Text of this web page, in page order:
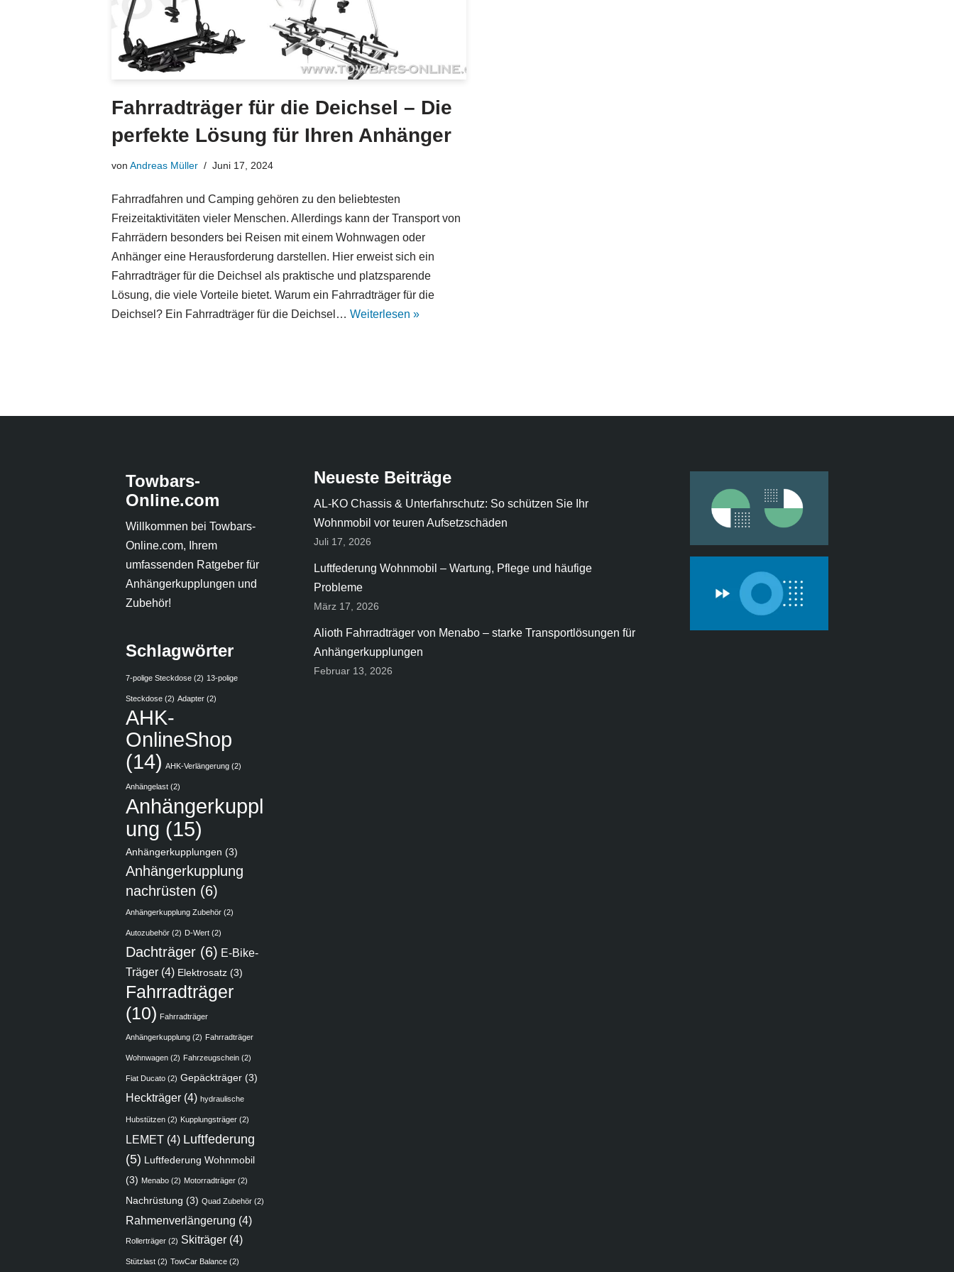
Fahrradträger für die Deichsel – Die
perfekte Lösung für Ihren Anhänger
von Andreas Müller Juni 17, 2024
Fahrradfahren und Camping gehören zu den beliebtesten
Freizeitaktivitäten vieler Menschen. Allerdings kann der Transport von
Fahrrädern besonders bei Reisen mit einem Wohnwagen oder
Anhänger eine Herausforderung darstellen. Hier erweist sich ein
Fahrradträger für die Deichsel als praktische und platzsparende
Lösung, die viele Vorteile bietet. Warum ein Fahrradträger für die
Deichsel? Ein Fahrradträger für die Deichsel… Weiterlesen »
Towbars-
Online.com
Willkommen bei Towbars-
Online.com, Ihrem
umfassenden Ratgeber für
Anhängerkupplungen und
Zubehör!
Schlagwörter
7-polige Steckdose (2) 13-polige
Steckdose (2) Adapter (2)
AHK-
OnlineShop
(14) AHK-Verlängerung (2)
Anhängelast (2)
Anhängerkuppl
ung (15)
Anhängerkupplungen (3)
Anhängerkupplung
nachrüsten (6)
Anhängerkupplung Zubehör (2)
Autozubehör (2) D-Wert (2)
Dachträger (6) E-Bike-
Träger (4) Elektrosatz (3)
Fahrradträger
(10) Fahrradträger
Anhängerkupplung (2) Fahrradträger
Wohnwagen (2) Fahrzeugschein (2)
Fiat Ducato (2) Gepäckträger (3)
Heckträger (4) hydraulische
Hubstützen (2) Kupplungsträger (2)
LEMET (4) Luftfederung
(5) Luftfederung Wohnmobil
(3) Menabo (2) Motorradträger (2)
Nachrüstung (3) Quad Zubehör (2)
Rahmenverlängerung (4)
Rollerträger (2) Skiträger (4)
Stützlast (2) TowCar Balance (2)
Neueste Beiträge
AL-KO Chassis & Unterfahrschutz: So schützen Sie Ihr
Wohnmobil vor teuren Aufsetzschäden
Juli 17, 2026
Luftfederung Wohnmobil – Wartung, Pflege und häufige
Probleme
März 17, 2026
Alioth Fahrradträger von Menabo – starke Transportlösungen für
Anhängerkupplungen
Februar 13, 2026